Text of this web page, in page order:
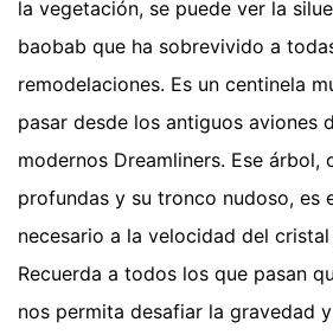
la vegetación, se puede ver la
baobab que ha sobrevivido a
remodelaciones. Es un centinela
pasar desde los antiguos aviones
modernos Dreamliners. Ese árbol,
profundas y su tronco nudoso, es
necesario a la velocidad del
Recuerda a todos los que pasan
nos permita desafiar la gravedad